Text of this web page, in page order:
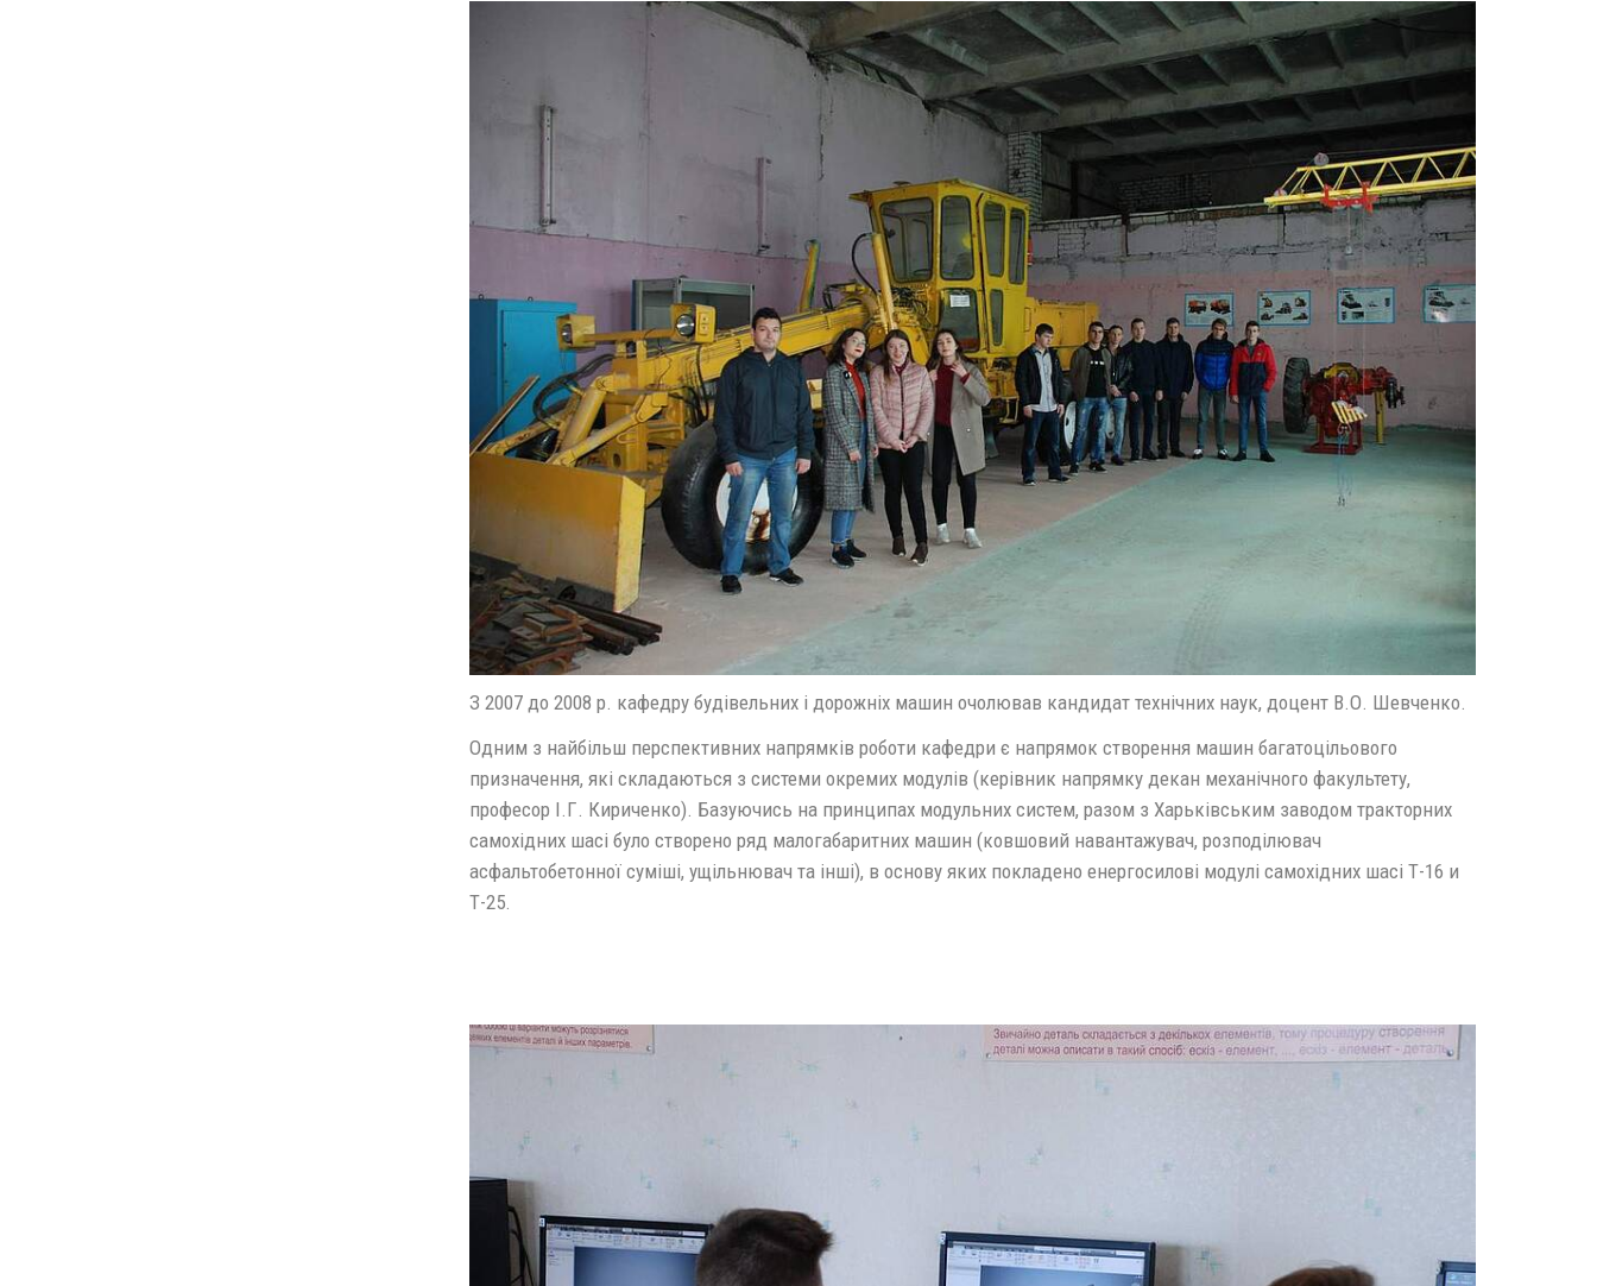
З 2007 до 2008 р. кафедру будівельних і дорожніх машин очолював кандидат технічних наук, доцент В.О. Шевченко.
Одним з найбільш перспективних напрямків роботи кафедри є напрямок створення машин багатоцільового
призначення, які складаються з системи окремих модулів (керівник напрямку декан механічного факультету,
професор І.Г. Кириченко). Базуючись на принципах модульних систем, разом з Харьківським заводом тракторних
самохідних шасі було створено ряд малогабаритних машин (ковшовий навантажувач, розподілювач
асфальтобетонної суміші, ущільнювач та інші), в основу яких покладено енергосилові модулі самохідних шасі Т-16 и
Т-25.